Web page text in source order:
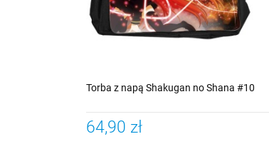
Torba z napą Shakugan no Shana #10
64,90 zł